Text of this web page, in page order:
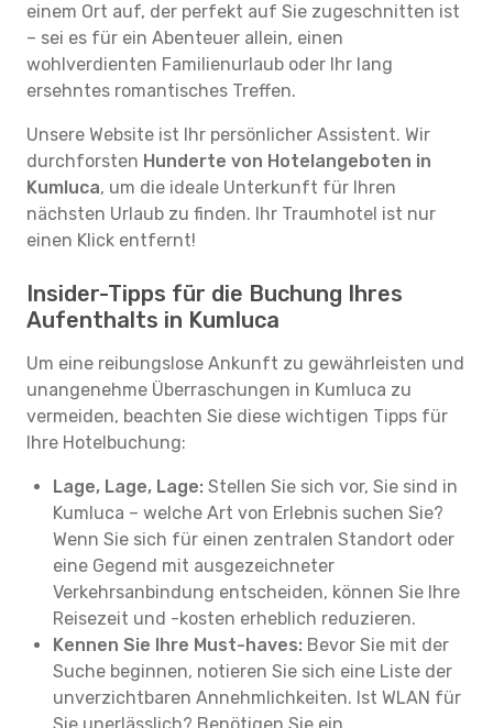
einem Ort auf, der perfekt auf Sie zugeschnitten ist
– sei es für ein Abenteuer allein, einen
wohlverdienten Familienurlaub oder Ihr lang
ersehntes romantisches Treffen.
Unsere Website ist Ihr persönlicher Assistent. Wir
durchforsten Hunderte von Hotelangeboten in
Kumluca, um die ideale Unterkunft für Ihren
nächsten Urlaub zu finden. Ihr Traumhotel ist nur
einen Klick entfernt!
Insider-Tipps für die Buchung Ihres
Aufenthalts in Kumluca
Um eine reibungslose Ankunft zu gewährleisten und
unangenehme Überraschungen in Kumluca zu
vermeiden, beachten Sie diese wichtigen Tipps für
Ihre Hotelbuchung:
Lage, Lage, Lage: Stellen Sie sich vor, Sie sind in
Kumluca – welche Art von Erlebnis suchen Sie?
Wenn Sie sich für einen zentralen Standort oder
eine Gegend mit ausgezeichneter
Verkehrsanbindung entscheiden, können Sie Ihre
Reisezeit und -kosten erheblich reduzieren.
Kennen Sie Ihre Must-haves: Bevor Sie mit der
Suche beginnen, notieren Sie sich eine Liste der
unverzichtbaren Annehmlichkeiten. Ist WLAN für